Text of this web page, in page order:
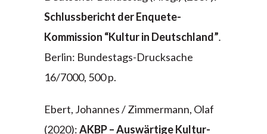
Schlussbericht der Enquete-
Kommission “Kultur in Deutschland”.
Berlin: Bundestags-Drucksache
16/7000, 500 p.
Ebert, Johannes / Zimmermann, Olaf
(2020):AKBP – Auswärtige Kultur-